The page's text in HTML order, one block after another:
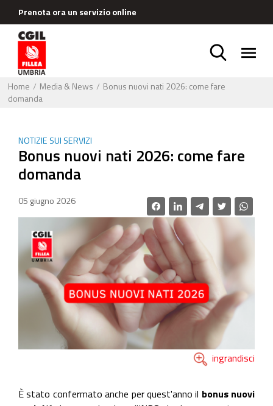
Prenota ora un servizio online
Home Media & News
Bonus nuovi nati 2026: come fare
domanda
NOTIZIE SUI SERVIZI
Bonus nuovi nati 2026: come fare
domanda
05 giugno 2026
ingrandisci
È stato confermato anche per quest'anno il bonus nuovi